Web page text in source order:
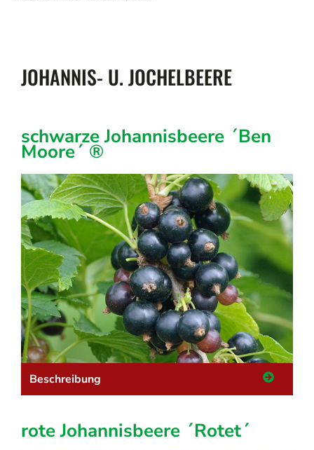
JOHANNIS- U. JOCHELBEERE
schwarze Johannisbeere ´Ben
Moore´ ®
Beschreibung
rote Johannisbeere ´Rotet´